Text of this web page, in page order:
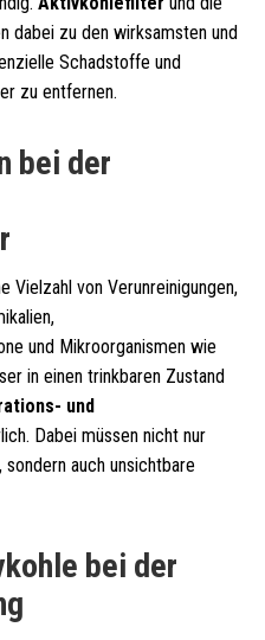
dabei zu den wirksamsten und
Schadstoffe und
zu entfernen.
bei der
Vielzahl von Verunreinigungen,
und Mikroorganismen wie
in einen trinkbaren Zustand
und
Dabei müssen nicht nur
auch unsichtbare
bei der